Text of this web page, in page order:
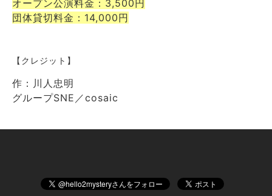
オープン公演料金：3,500円
団体貸切料金：14,000円
【クレジット】
作：川人忠明
グループSNE／cosaic